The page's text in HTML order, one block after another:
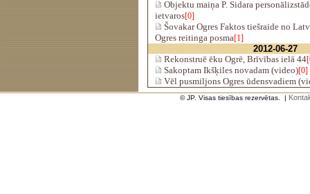
Objektu maiņa P. Sidara
ietvaros[0]
Šovakar Ogres Faktos tiešraide no
Ogres reitinga posma[1]
2012-06-27
Rekonstruē ēku Ogrē, Brīvības ielā 44
Sakoptam Ikšķiles novadam (video)[0]
Vēl pusmiljons Ogres ūdensvadiem
© JP. Visas tiesības rezervētas. |